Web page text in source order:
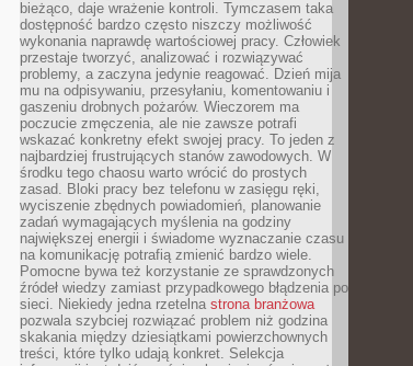
bieżąco, daje wrażenie kontroli. Tymczasem taka
dostępność bardzo często niszczy możliwość
wykonania naprawdę wartościowej pracy. Człowiek
przestaje tworzyć, analizować i rozwiązywać
problemy, a zaczyna jedynie reagować. Dzień mija
mu na odpisywaniu, przesyłaniu, komentowaniu i
gaszeniu drobnych pożarów. Wieczorem ma
poczucie zmęczenia, ale nie zawsze potrafi
wskazać konkretny efekt swojej pracy. To jeden z
najbardziej frustrujących stanów zawodowych. W
środku tego chaosu warto wrócić do prostych
zasad. Bloki pracy bez telefonu w zasięgu ręki,
wyciszenie zbędnych powiadomień, planowanie
zadań wymagających myślenia na godziny
największej energii i świadome wyznaczanie czasu
na komunikację potrafią zmienić bardzo wiele.
Pomocne bywa też korzystanie ze sprawdzonych
źródeł wiedzy zamiast przypadkowego błądzenia po
sieci. Niekiedy jedna rzetelna strona branżowa
pozwala szybciej rozwiązać problem niż godzina
skakania między dziesiątkami powierzchownych
treści, które tylko udają konkret. Selekcja